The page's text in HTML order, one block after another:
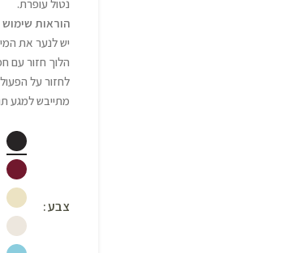
נטול עופרת.
הוראות שימוש
הלוך חזור עם
מתייבש למגע תוך 20 דקות, ייבוש סופי לאחר
צבע